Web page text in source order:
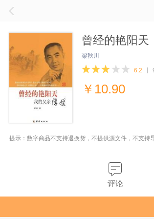
曾经的艳阳天
梁秋川
6.2
￥ 10.90
提示：数字商品不支持退换货，不提供源文件，不支持
评论